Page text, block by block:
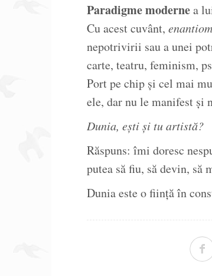
Paradigme modernea
Cu acest cuvânt,
nepotrivirii sau a unei
carte, teatru, feminism,
Port pe chip și cel mai
ele, dar nu le manifest și
Dunia, ești și tu artistă?
Răspuns: îmi doresc
putea să fiu, să devin, să
Dunia este o ființă în